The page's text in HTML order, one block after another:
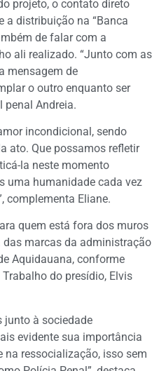
projeto, o contato direto
a distribuição na “Banca
de falar com a
ali realizado. “Junto com as
mensagem de
o outro enquanto ser
penal Andreia.
incondicional, sendo
ato. Que possamos refletir
la neste momento
uma humanidade cada vez
complementa Eliane.
quem está fora dos muros
marcas da administração
Aquidauana, conforme
do presídio, Elvis
junto à sociedade
evidente sua importância
na ressocialização, isso sem